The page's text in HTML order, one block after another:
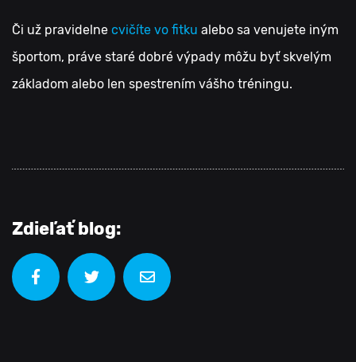
Či už pravidelne cvičíte vo fitku alebo sa venujete iným
športom, práve staré dobré výpady môžu byť skvelým
základom alebo len spestrením vášho tréningu.
Zdieľať blog: